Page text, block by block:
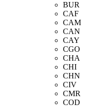
BUR
CAF
CAM
CAN
CAY
CGO
CHA
CHI
CHN
CIV
CMR
COD